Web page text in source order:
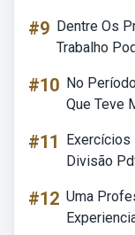
#9 Dentre Os
Trabalho
#10 No
Que Teve
#11
Exercícios
Divisão
#12 Uma